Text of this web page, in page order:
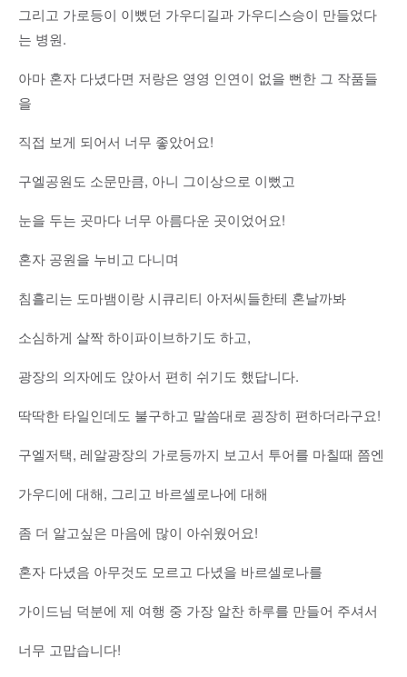
그리고 가로등이 이뻤던 가우디길과 가우디스승이 만들었다
는 병원.
아마 혼자 다녔다면 저랑은 영영 인연이 없을 뻔한 그 작품들
을
직접 보게 되어서 너무 좋았어요!
구엘공원도 소문만큼, 아니 그이상으로 이뻤고
눈을 두는 곳마다 너무 아름다운 곳이었어요!
혼자 공원을 누비고 다니며
침흘리는 도마뱀이랑 시큐리티 아저씨들한테 혼날까봐
소심하게 살짝 하이파이브하기도 하고,
광장의 의자에도 앉아서 편히 쉬기도 했답니다.
딱딱한 타일인데도 불구하고 말씀대로 굉장히 편하더라구요!
구엘저택, 레알광장의 가로등까지 보고서 투어를 마칠때 쯤엔
가우디에 대해, 그리고 바르셀로나에 대해
좀 더 알고싶은 마음에 많이 아쉬웠어요!
혼자 다녔음 아무것도 모르고 다녔을 바르셀로나를
가이드님 덕분에 제 여행 중 가장 알찬 하루를 만들어 주셔서
너무 고맙습니다!